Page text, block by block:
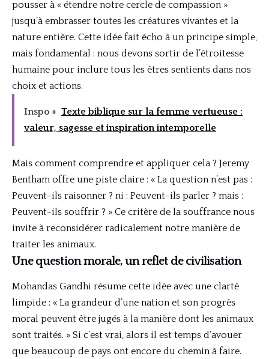
pousser à « étendre notre cercle de compassion »
jusqu’à embrasser toutes les créatures vivantes et la
nature entière. Cette idée fait écho à un principe simple,
mais fondamental : nous devons sortir de l’étroitesse
humaine pour inclure tous les êtres sentients dans nos
choix et actions.
Inspo + Texte biblique sur la femme vertueuse :
valeur, sagesse et inspiration intemporelle
Mais comment comprendre et appliquer cela ? Jeremy
Bentham offre une piste claire : « La question n’est pas :
Peuvent-ils raisonner ? ni : Peuvent-ils parler ? mais :
Peuvent-ils souffrir ? » Ce critère de la souffrance nous
invite à reconsidérer radicalement notre manière de
traiter les animaux.
Une question morale, un reflet de civilisation
Mohandas Gandhi résume cette idée avec une clarté
limpide : « La grandeur d’une nation et son progrès
moral peuvent être jugés à la manière dont les animaux
sont traités. » Si c’est vrai, alors il est temps d’avouer
que beaucoup de pays ont encore du chemin à faire.